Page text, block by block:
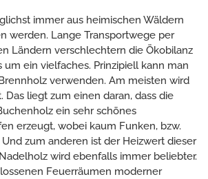
immer aus heimischen Wäldern
werden. Lange Transportwege per
Ländern verschlechtern die Ökobilanz
um ein vielfaches. Prinzipiell kann man
verwenden. Am meisten wird
Das liegt zum einen daran, dass die
ein sehr schönes
erzeugt, wobei kaum Funken, bzw.
zum anderen ist der Heizwert dieser
wird ebenfalls immer beliebter.
Feuerräumen moderner